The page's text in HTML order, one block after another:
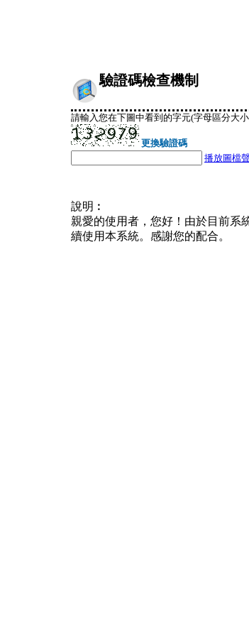
驗證碼檢查機制
請輸入您在下圖中看到的字元(字母區分大
更換驗證碼
播放圖檔
說明︰
親愛的使用者，您好！由於目前系
續使用本系統。感謝您的配合。